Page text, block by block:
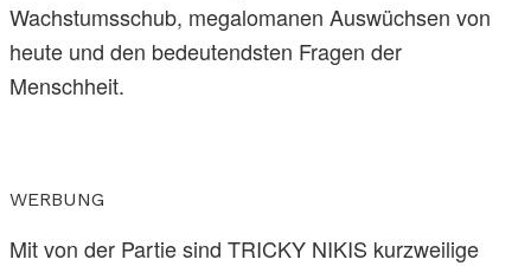
Wachstumsschub, megalomanen Auswüchsen von
heute und den bedeutendsten Fragen der
Menschheit.
WERBUNG
Mit von der Partie sind TRICKY NIKIS kurzweilige